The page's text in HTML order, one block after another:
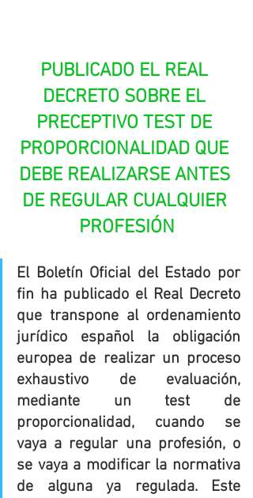
PUBLICADO EL REAL
DECRETO SOBRE EL
PRECEPTIVO TEST DE
PROPORCIONALIDAD QUE
DEBE REALIZARSE ANTES
DE REGULAR CUALQUIER
PROFESIÓN
El Boletín Oficial del Estado por
fin ha publicado el Real Decreto
que transpone al ordenamiento
jurídico español la obligación
europea de realizar un proceso
exhaustivo de evaluación,
mediante un test de
proporcionalidad, cuando se
vaya a regular una profesión, o
se vaya a modificar la normativa
de alguna ya regulada. Este